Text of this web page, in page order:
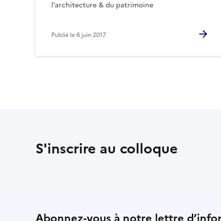
l’architecture & du patrimoine
Publié le6 juin 2017
S'inscrire au colloque